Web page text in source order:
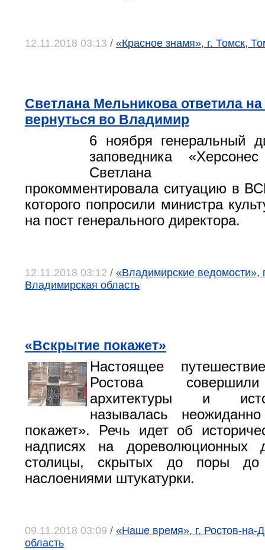
12.11.2018 03:13 / «Красное знамя», г. Томск,
Светлана Мельникова ответила
вернуться во Владимир
6 ноября генеральный
заповедника
Светлана
прокомментировала ситуацию в
которого попросили министра
на пост генерального директора.
12.11.2018 03:12 / «Владимирские ведомости»,
Владимирская область
«Вскрытие покажет»
Настоящее
Ростова
архитектуры и
называлась
покажет». Речь идет об
надписях на дореволюционных
столицы, скрытых до поры
наслоениями штукатурки.
09.11.2018 03:09 / «Наше время», г. Ростов-на-
область